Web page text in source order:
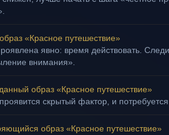
«Красное путешествие»
явно: время действовать.
внимания».
образ «Красное путешествие»
скрытый фактор, и потребуется
образ «Красное путешествие»